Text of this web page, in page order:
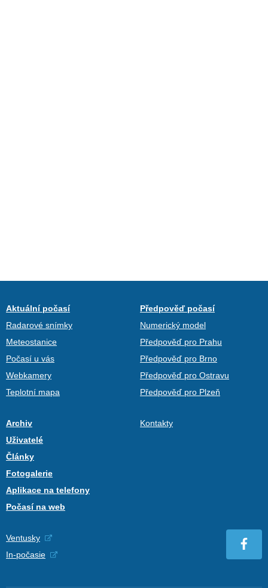
Aktuální počasí
Radarové snímky
Meteostanice
Počasí u vás
Webkamery
Teplotní mapa
Předpověď počasí
Numerický model
Předpověď pro Prahu
Předpověď pro Brno
Předpověď pro Ostravu
Předpověď pro Plzeň
Archiv
Uživatelé
Články
Fotogalerie
Aplikace na telefony
Počasí na web
Kontakty
Ventusky
In-počasie